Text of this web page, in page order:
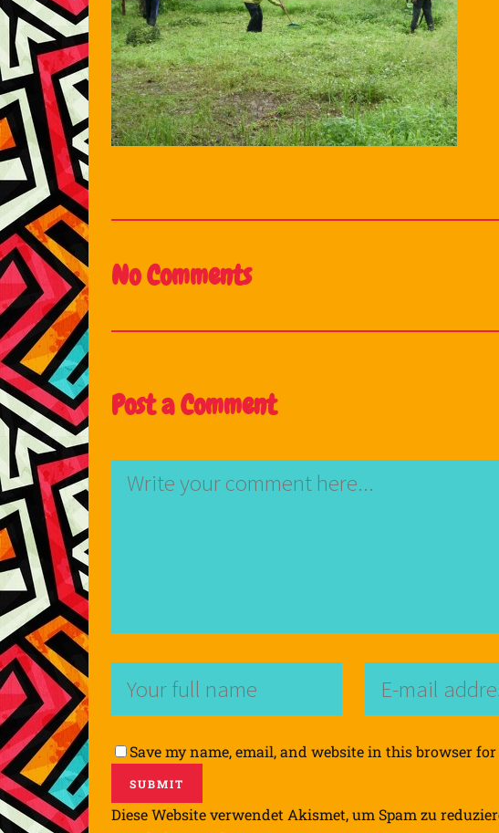
No Comments
Post a Comment
Save my name, email, and website in this browser
Diese Website verwendet Akismet, um Spam zu